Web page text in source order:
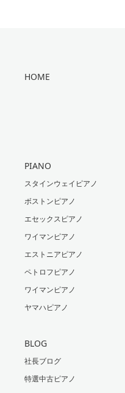
HOME
PIANO
スタインウェイピアノ
ボストンピアノ
エセックスピアノ
ワイマンピアノ
エストニアピアノ
ペトロフピアノ
ワイマンピアノ
ヤマハピアノ
BLOG
社長ブログ
特選中古ピアノ